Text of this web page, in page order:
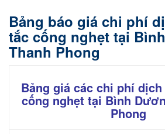
Bảng báo giá chi phí
tắc cống nghẹt tại
Thanh Phong
Bảng giá các chi phí
cống nghẹt tại Bình
Phong